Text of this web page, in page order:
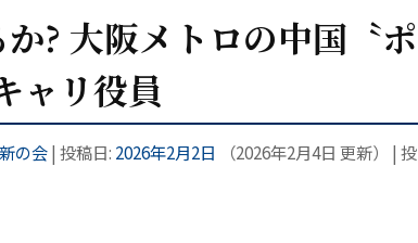
? 大阪メトロの中国〝ポ
ャリ役員
の会| 投稿日: 2026年2月2日 （2026年2月4日 更新） | 投